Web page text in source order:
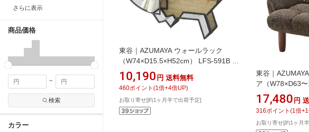
さらに表示
商品価格
~
検索
カラー
東谷｜AZUMAYA ウォールラック
（W74×D15.5×H52cm） LFS-591B ブ
ラウン
10,190円 送料無料
460ポイント (1 倍+4倍UP)
お取り寄せ[約1ヶ月半で出荷予定]
東谷｜
ア（W78×D63
95×SH35cm）
17,480 円
316ポイント (1 倍+1
お取り寄せ[約1ヶ月